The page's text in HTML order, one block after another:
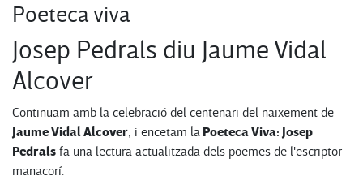
Poeteca viva
Josep Pedrals diu Jaume Vidal
Alcover
Continuam amb la celebració del centenari del naixement de
Jaume Vidal Alcover, i encetam la Poeteca Viva: Josep
Pedrals fa una lectura actualitzada dels poemes de l'escriptor
manacorí.